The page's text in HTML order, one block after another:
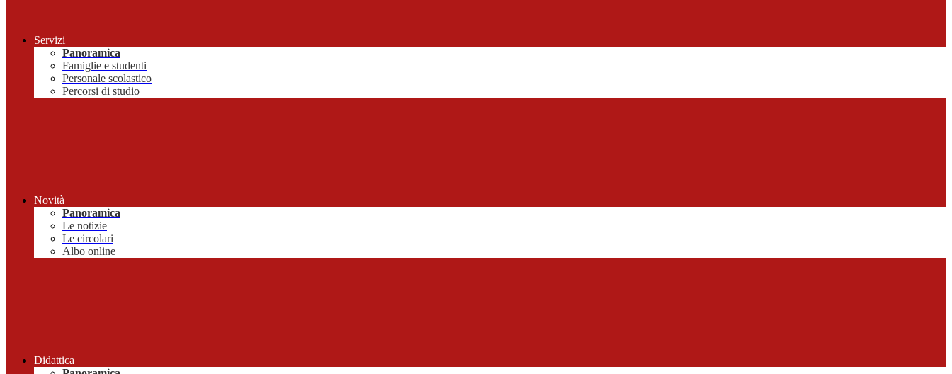
Servizi
Panoramica
Famiglie e studenti
Personale scolastico
Percorsi di studio
Novità
Panoramica
Le notizie
Le circolari
Albo online
Didattica